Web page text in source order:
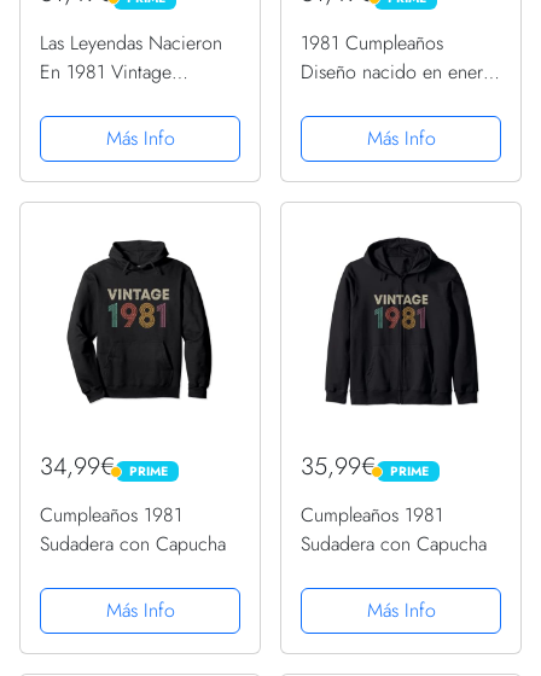
Las Leyendas Nacieron
En 1981 Vintage
Sudadera con Capucha
Más Info
1981 Cumpleaños
Diseño nacido en enero
CapuchaMás Info
34,99€ PRIME
PRIME
Cumpleaños 1981
Sudadera con Capucha
Más Info
35,99€ PRIME
PRIME
Cumpleaños 1981
Sudadera con Capucha
Más Info